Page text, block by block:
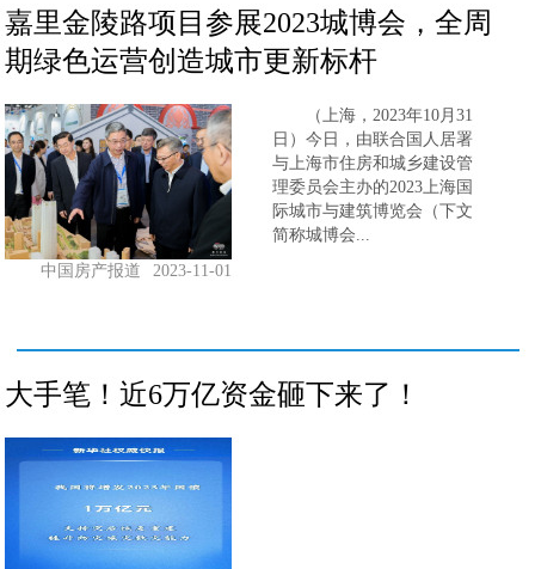
嘉里金陵路项目参展2023城博会，全周
期绿色运营创造城市更新标杆
（上海，2023年10月31
日）今日，由联合国人居署
与上海市住房和城乡建设管
理委员会主办的2023上海国
际城市与建筑博览会（下文
简称城博会...
中国房产报道
2023-11-01
大手笔！近6万亿资金砸下来了！